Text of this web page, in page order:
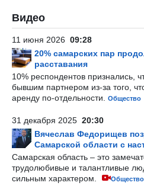
Видео
11 июня 2026 09:28
20% самарских пар
расставания
10% респондентов признались,
бывшим партнером из-за того,
аренду по-отдельности.
Общество
31 декабря 2025 20:30
Вячеслав Федорищев
Самарской области с
Самарская область – это
трудолюбивые и талантливые
сильным характером.
Общество